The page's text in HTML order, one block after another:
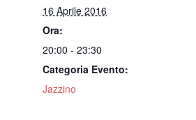
16 Aprile 2016
Ora:
20:00 - 23:30
Categoria Evento:
Jazzino